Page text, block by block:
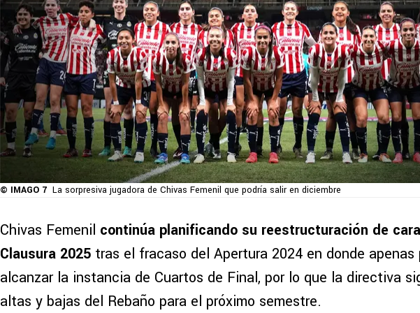
© IMAGO 7 La sorpresiva jugadora de Chivas Femenil que podría salir en diciembre
Chivas Femenil continúa planificando su reestructuración de
Clausura 2025 tras el fracaso del Apertura 2024 en donde apenas
alcanzar la instancia de Cuartos de Final, por lo que la directiva
altas y bajas del Rebaño para el próximo semestre.